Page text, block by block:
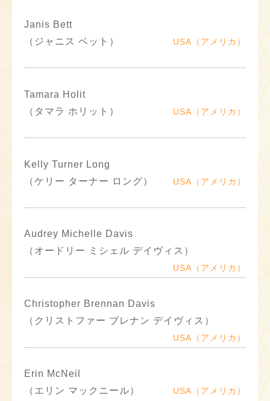
Janis Bett
（ジャニス ベット）
USA（アメリカ）
Tamara Holit
（タマラ ホリット）
USA（アメリカ）
Kelly Turner Long
（ケリー ターナー ロング）
USA（アメリカ）
Audrey Michelle Davis
（オードリー ミシェル デイヴィス）
USA（アメリカ）
Christopher Brennan Davis
（クリストファー ブレナン デイヴィス）
USA（アメリカ）
Erin McNeil
（エリン マックニール）
USA（アメリカ）